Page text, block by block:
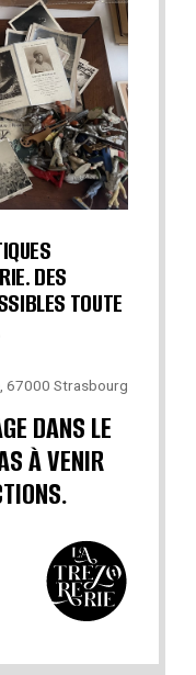
DES
TOUTE
67000 Strasbourg
DANS LE
À VENIR